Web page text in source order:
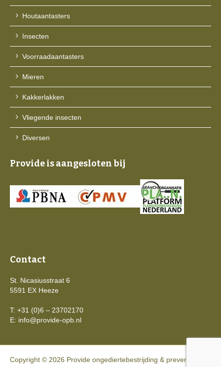
Houtaantasters
Insecten
Voorraadaantasters
Mieren
Kakkerlakken
Vliegende insecten
Diversen
Provide is aangesloten bij
Contact
St. Nicasiusstraat 6
5591 EX Heeze
T: +31 (0)6 – 23702170
E: info@provide-opb.nl
Copyright © 2026 Provide ongediertebestrijding & preventie